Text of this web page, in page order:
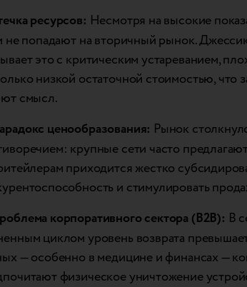
ресурсов: Несмотря на высокие
не попадают на вторичный рынок.
это с критическим устареванием,
низкой остаточной стоимостью, что
смысл.
ценообразования: Рынок
крупные сети часто
приходится жестко
и стимулировать
корпоративного сектора (B2B): В
циклом уровень возврата
— особенно в медицине и финансах —
физическое уничтожение